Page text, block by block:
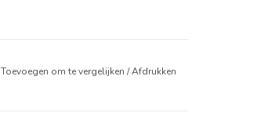
Toevoegen om te vergelijken /Afdrukken